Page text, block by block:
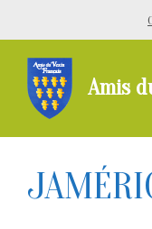
contenu
Amis